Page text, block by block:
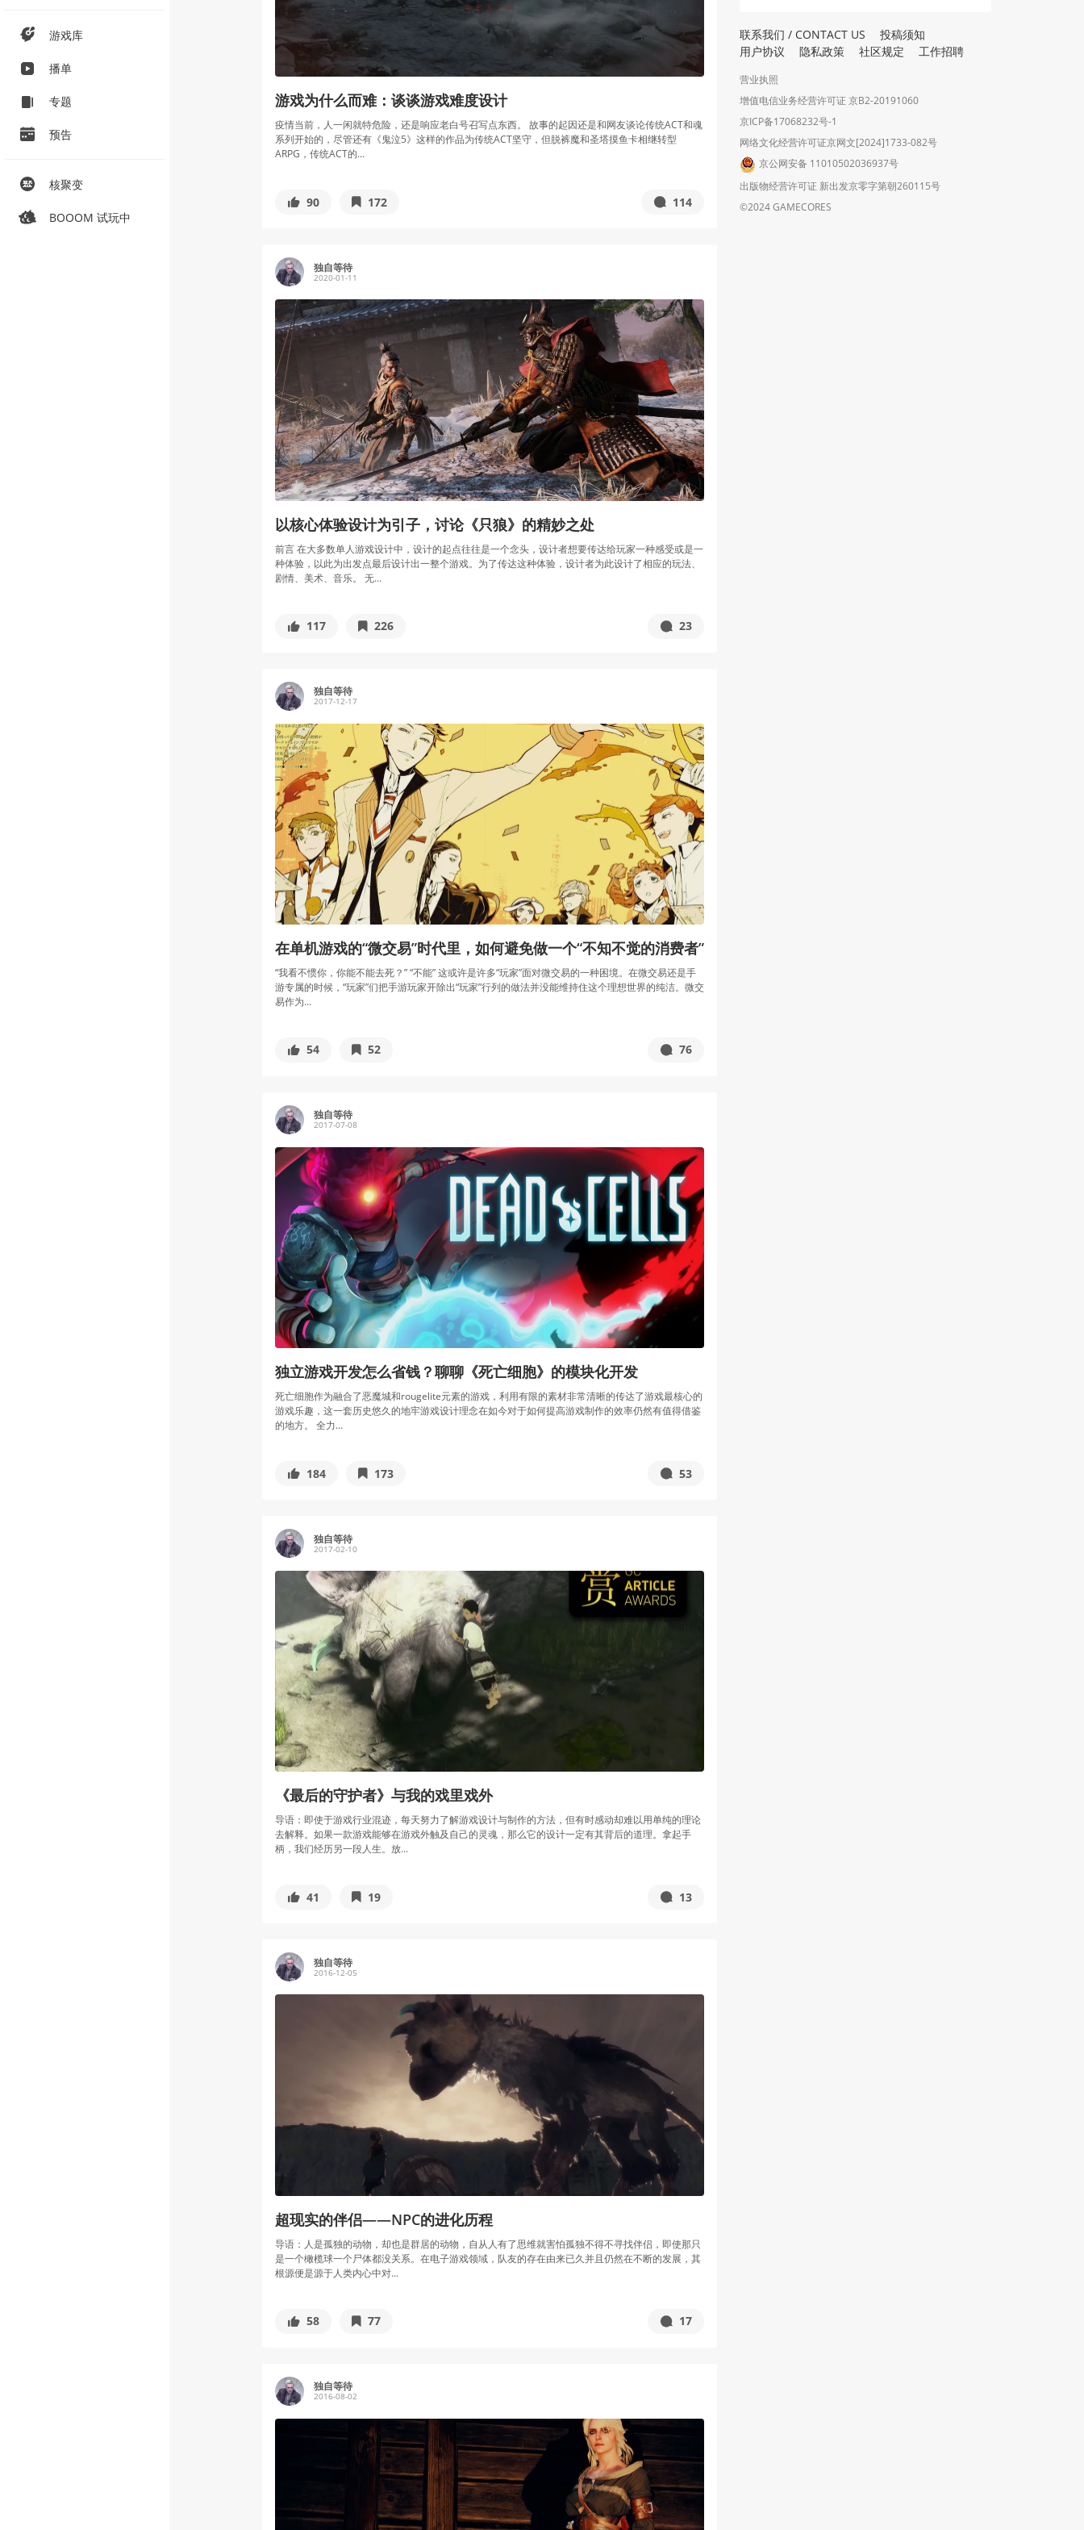
游戏库
播单
专题
预告
核聚变
BOOOM 试玩中
游戏为什么而难：谈谈游戏难度设计
疫情当前，人一闲就特危险，还是响应老白号召写点东西。 故事的起因还是和网友谈论传统ACT和魂
系列开始的，尽管还有《鬼泣5》这样的作品为传统ACT坚守，但脱裤魔和圣塔摸鱼卡相继转型
ARPG，传统ACT的...
90 172 114
独自等待
2020-01-11
以核心体验设计为引子，讨论《只狼》的精妙之处
前言 在大多数单人游戏设计中，设计的起点往往是一个念头，设计者想要传达给玩家一种感受或是一
种体验，以此为出发点最后设计出一整个游戏。为了传达这种体验，设计者为此设计了相应的玩法、
剧情、美术、音乐。 无...
117 226 23
独自等待
2017-12-17
在单机游戏的“微交易”时代里，如何避免做一个“不知不觉的消费者”
“我看不惯你，你能不能去死？” “不能” 这或许是许多“玩家”面对微交易的一种困境。在微交易还是手
游专属的时候，“玩家”们把手游玩家开除出“玩家”行列的做法并没能维持住这个理想世界的纯洁。微交
易作为...
54 52 76
独自等待
2017-07-08
独立游戏开发怎么省钱？聊聊《死亡细胞》的模块化开发
死亡细胞作为融合了恶魔城和rougelite元素的游戏，利用有限的素材非常清晰的传达了游戏最核心的
游戏乐趣，这一套历史悠久的地牢游戏设计理念在如今对于如何提高游戏制作的效率仍然有值得借鉴
的地方。 全力...
184 173 53
独自等待
2017-02-10
《最后的守护者》与我的戏里戏外
导语：即使于游戏行业混迹，每天努力了解游戏设计与制作的方法，但有时感动却难以用单纯的理论
去解释。如果一款游戏能够在游戏外触及自己的灵魂，那么它的设计一定有其背后的道理。拿起手
柄，我们经历另一段人生。放...
41 19 13
独自等待
2016-12-05
超现实的伴侣——NPC的进化历程
导语：人是孤独的动物，却也是群居的动物，自从人有了思维就害怕孤独不得不寻找伴侣，即使那只
是一个橄榄球一个尸体都没关系。在电子游戏领域，队友的存在由来已久并且仍然在不断的发展，其
根源便是源于人类内心中对...
58 77 17
独自等待
2016-08-02
联系我们 / CONTACT US
投稿须知
用户协议
隐私政策 社区规定 工作招聘
营业执照
增值电信业务经营许可证 京B2-20191060
京ICP备17068232号-1
网络文化经营许可证京网文[2024]1733-082号
京公网安备 11010502036937号
出版物经营许可证 新出发京零字第朝260115号
©2024 GAMECORES